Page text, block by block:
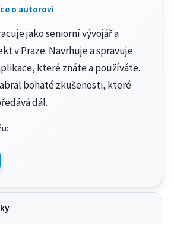
o autorovi
jako seniorní vývojář a
v Praze. Navrhuje a spravuje
které znáte a používáte.
bohaté zkušenosti, které
dál.
: